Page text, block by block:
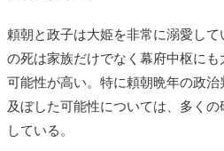
頼朝と政子は大姫を非常に溺愛し
の死は家族だけでなく幕府中枢に
可能性が高い。特に頼朝晩年の政
及ぼした可能性については、多く
している。